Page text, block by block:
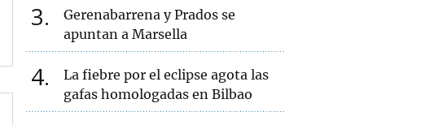
3
Gerenabarrena y Prados se
apuntan a Marsella
4
La fiebre por el eclipse agota las
gafas homologadas en Bilbao